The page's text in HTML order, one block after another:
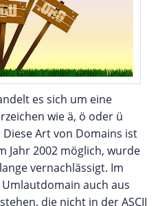
es sich um eine
wie ä, ö oder ü
Art von Domains ist
Jahr 2002 möglich, wurde
vernachlässigt. Im
auch aus
die nicht in der ASCII